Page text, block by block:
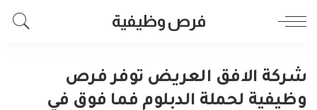
فرص وظيفية
شركة الافق العريض توفر فرص
وظيفية لحملة الدبلوم فما فوق في